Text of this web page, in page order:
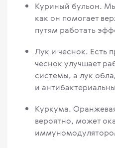
Куриный бульон.
как он помогает
путям работать
Лук и чеснок. Есть
чеснок улучшает
системы, а лук
и
Куркума.
вероятно, может